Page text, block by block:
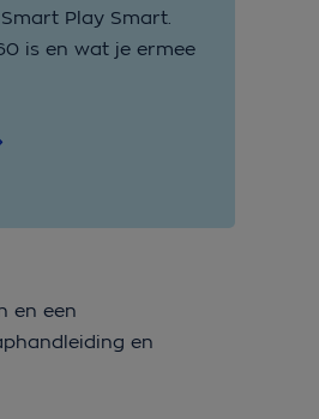
Play Smart.
is en wat je ermee
en een
en